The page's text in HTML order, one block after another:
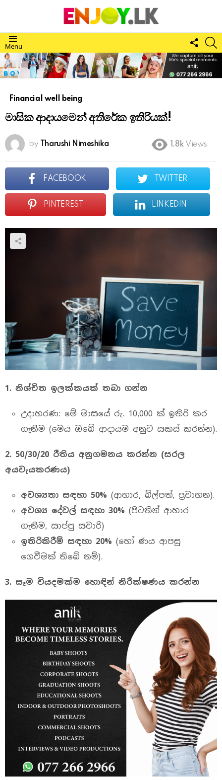
Menu
US
Financial well being
මාසික ආදායමෙන් අතිරේක ඉතිරියක්!
by Tharushi Nimeshika 1.8k Views
FACEBOOK TWITTER
PINTEREST LINKEDIN
1. නිශ්චිත ඉලක්කයක් තබා ගන්න
උදාහරණ: මේ මාසයේ රු. 10,000 ක් ඉතිරි කර
ගැනීම (මෙය ඔබේ ආදායම අනුව සකස් කරන්න).
2. 50/30/20 රීතිය අනුගමනය කරන්න (සරල
අයවැයකරණය)
අවශ්‍යතා සඳහා 50% (ආහාර, බිල්පත්, ප්‍රවාහන).
අවශ්‍ය දේවල් සඳහා 30% (පිටතින් ආහාර
ගැනීම, සාප්පු සවාරි)
ඉතිරිකිරීම් සඳහා 20% (හෝ ණය ආපසු
ගෙවීමක් තිබේ නම්).
3. සෑම වියදමක්ම හොඳින් නිරීක්ෂණය කරන්න